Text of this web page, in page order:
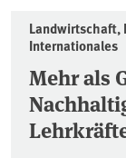
Landwirtschaft,
Internationales
Mehr als